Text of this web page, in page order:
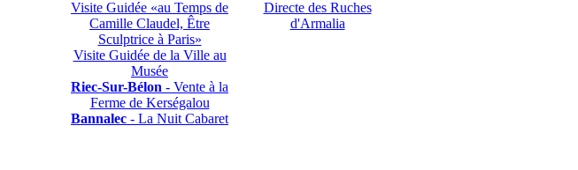
Visite Guidée «au Temps de
Camille Claudel, Être
Sculptrice à Paris»
Visite Guidée de la Ville au
Musée
Riec-Sur-Bélon - Vente à la
Ferme de Kerségalou
Bannalec - La Nuit Cabaret
Directe des Ruches
d'Armalia